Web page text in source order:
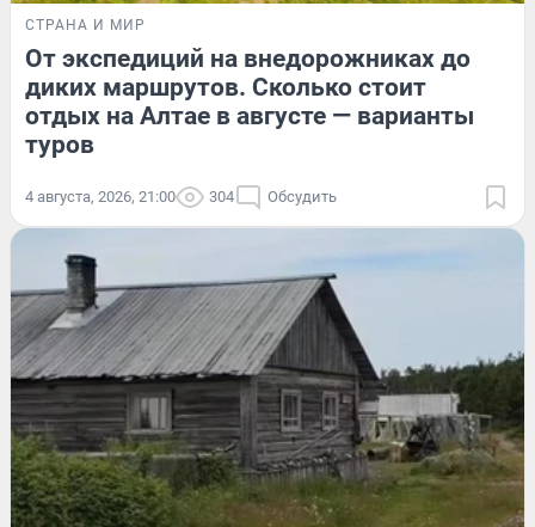
СТРАНА И МИР
От экспедиций на внедорожниках до
диких маршрутов. Сколько стоит
отдых на Алтае в августе — варианты
туров
4 августа, 2026, 21:00 304 Обсудить